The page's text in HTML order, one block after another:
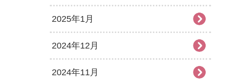
2025年1月
2024年12月
2024年11月